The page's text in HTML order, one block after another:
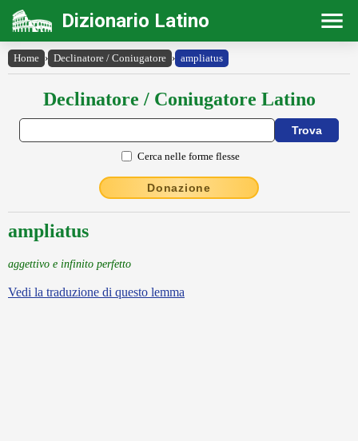
Dizionario Latino
Home › Declinatore / Coniugatore › ampliatus
Declinatore / Coniugatore Latino
Cerca nelle forme flesse
Donazione
ampliatus
aggettivo e infinito perfetto
Vedi la traduzione di questo lemma